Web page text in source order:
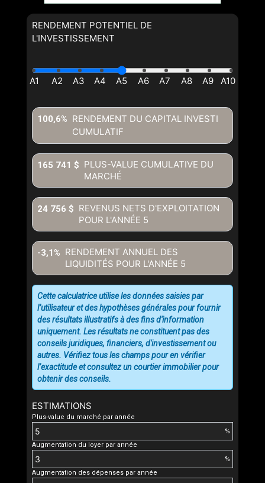
RENDEMENT POTENTIEL DE
L'INVESTISSEMENT
RENDEMENT DU CAPITAL INVESTI
CUMULATIF
100,6%
PLUS-VALUE CUMULATIVE DU
MARCHÉ
165 741 $
REVENUS NETS D'EXPLOITATION
POUR L'ANNÉE 5
24 756 $
RENDEMENT ANNUEL DES
LIQUIDITÉS POUR L'ANNÉE 5
-3,1%
ESTIMATIONS
Plus-value du marché par année
%
Augmentation du loyer par année
%
Augmentation des dépenses par année
Cette calculatrice utilise les données saisies par
l’utilisateur et des hypothèses générales pour fournir
des résultats illustratifs à des fins d'information
uniquement. Les résultats ne constituent pas des
conseils juridiques, financiers, d'investissement ou
autres. Vérifiez tous les champs pour en vérifier
l’exactitude et consultez un courtier immobilier pour
obtenir des conseils.